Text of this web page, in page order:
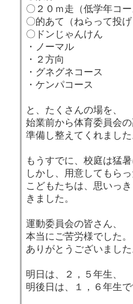
〇２０ｍ走（低学年コ
〇的あて（ねらって投
〇ドンじゃんけん
・ノーマル
・２方向
・グネグネコース
・ケンパコース
と、たくさんの場を、
始業前から体育委員会
準備し整えてくれまし
もうすでに、校庭は猛
しかし、用意してもら
こどもたちは、思いっ
きました。
運動委員会の皆さん、
本当にご苦労様でした。
ありがとうございまし
明日は、２，５年生、
明後日は、１，６年生